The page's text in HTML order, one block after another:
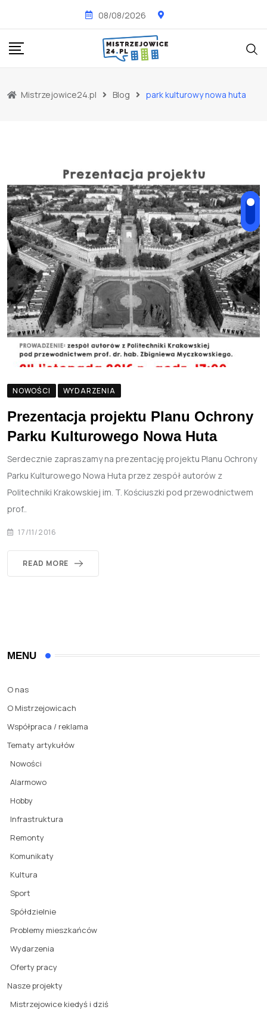
content
08/08/2026
Mistrzejowice24.pl Blog park kulturowy nowa huta
NOWOŚCI WYDARZENIA
Prezentacja projektu Planu Ochrony
Parku Kulturowego Nowa Huta
Serdecznie zapraszamy na prezentację projektu Planu Ochrony
Parku Kulturowego Nowa Huta przez zespół autorów z
Politechniki Krakowskiej im. T. Kościuszki pod przewodnictwem
prof..
17/11/2016
READ MORE
MENU
O nas
O Mistrzejowicach
Współpraca / reklama
Tematy artykułów
Nowości
Alarmowo
Hobby
Infrastruktura
Remonty
Komunikaty
Kultura
Sport
Spółdzielnie
Problemy mieszkańców
Wydarzenia
Oferty pracy
Nasze projekty
Mistrzejowice kiedyś i dziś